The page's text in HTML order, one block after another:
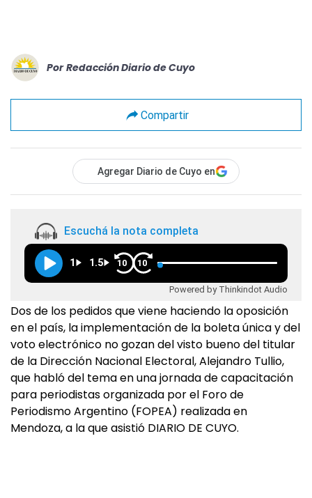
Por Redacción Diario de Cuyo
Compartir
Agregar Diario de Cuyo en
Escuchá la nota completa
1 1.5 10 10
Powered by Thinkindot Audio
Dos de los pedidos que viene haciendo la oposición
en el país, la implementación de la boleta única y del
voto electrónico no gozan del visto bueno del titular
de la Dirección Nacional Electoral, Alejandro Tullio,
que habló del tema en una jornada de capacitación
para periodistas organizada por el Foro de
Periodismo Argentino (FOPEA) realizada en
Mendoza, a la que asistió DIARIO DE CUYO.